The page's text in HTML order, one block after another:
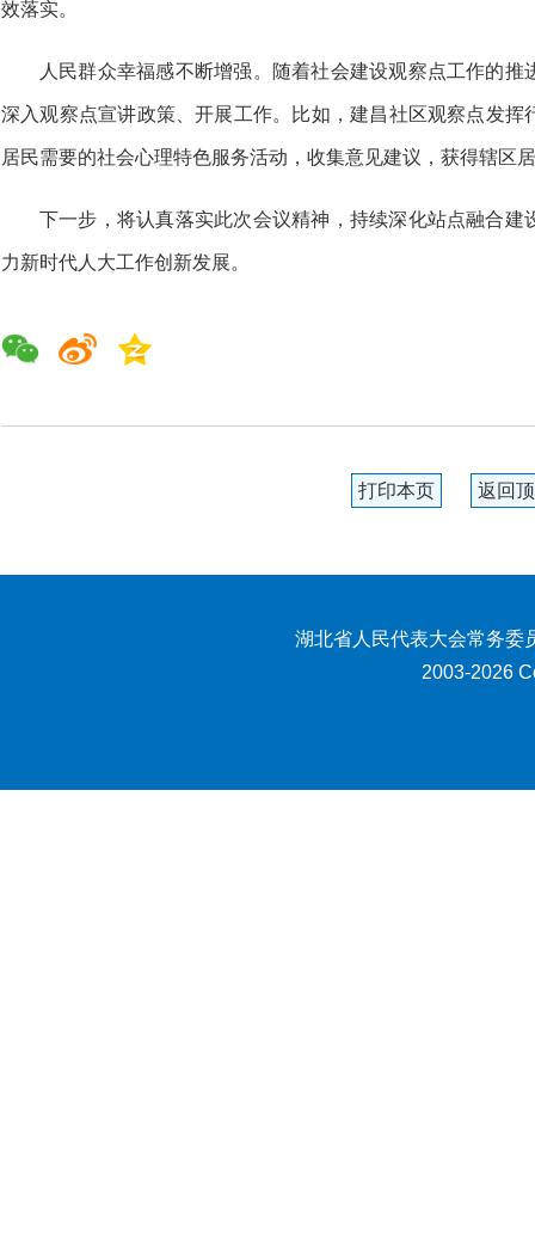
效落实。
人民群众幸福感不断增强。随着社会建设观察点工作的
深入观察点宣讲政策、开展工作。比如，建昌社区观察点发
居民需要的社会心理特色服务活动，收集意见建议，获得辖区
下一步，将认真落实此次会议精神，持续深化站点融合
力新时代人大工作创新发展。
打印本页 返回
湖北省人民代表大会常务委
2003-2026